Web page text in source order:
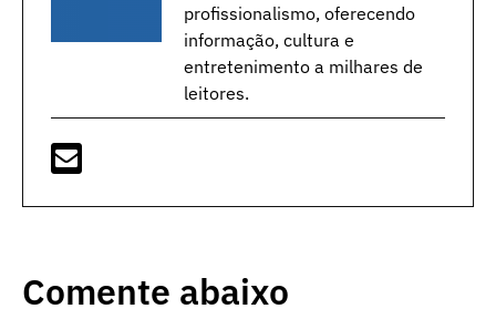
profissionalismo, oferecendo
informação, cultura e
entretenimento a milhares de
leitores.
Comente abaixo